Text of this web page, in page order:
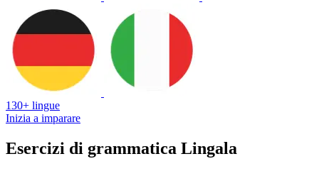
130+ lingue
Inizia a imparare
Esercizi di grammatica Lingala